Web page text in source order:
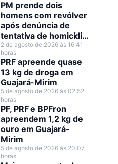
PM prende dois
homens com revólver
após denúncia de
tentativa de homicídio
em Guajará-Mirim
2 de agosto de 2026 às 16:41
horas
PRF apreende quase
13 kg de droga em
Guajará-Mirim
5 de agosto de 2026 às 02:52
horas
PF, PRF e BPFron
apreendem 1,2 kg de
ouro em Guajará-
Mirim
5 de agosto de 2026 às 20:07
horas